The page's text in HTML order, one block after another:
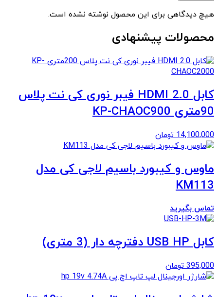
هیچ دیدگاهی برای این محصول نوشته نشده است.
محصولات پیشنهادی
کابل 2.0 HDMI فیبر نوری کی نت پلاس
90متری KP-CHAOC900
14,100,000 تومان
ماوس و کیبورد باسیم لاجی کی مدل
KM113
تماس بگیرید
کابل USB HP دفترچه دار (3 متری)
395,000 تومان